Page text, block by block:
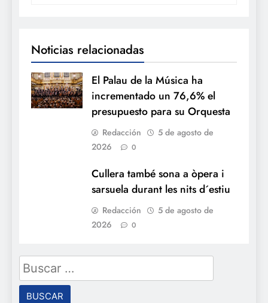
Noticias relacionadas
El Palau de la Música ha
incrementado un 76,6% el
presupuesto para su Orquesta
Redacción
5 de agosto de
2026
0
Cullera també sona a òpera i
sarsuela durant les nits d´estiu
Redacción
5 de agosto de
2026
0
Buscar: